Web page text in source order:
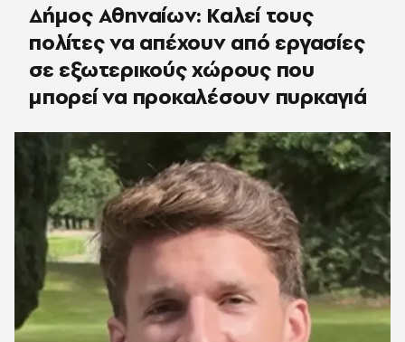
Δήμος Αθηναίων: Καλεί τους
πολίτες να απέχουν από εργασίες
σε εξωτερικούς χώρους που
μπορεί να προκαλέσουν πυρκαγιά